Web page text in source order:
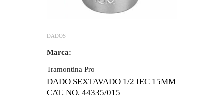
DADOS
Marca:
Tramontina Pro
DADO SEXTAVADO 1/2 IEC 15MM
CAT. NO. 44335/015